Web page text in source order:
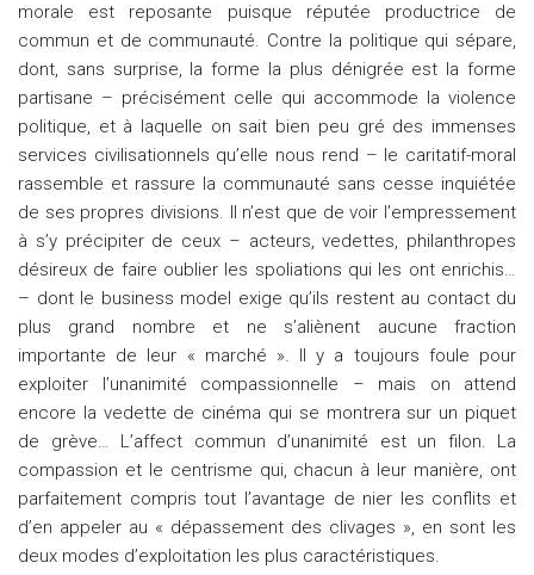
morale est reposante puisque réputée productrice de
commun et de communauté. Contre la politique qui sépare,
dont, sans surprise, la forme la plus dénigrée est la forme
partisane – précisément celle qui accommode la violence
politique, et à laquelle on sait bien peu gré des immenses
services civilisationnels qu’elle nous rend – le caritatif-moral
rassemble et rassure la communauté sans cesse inquiétée
de ses propres divisions. Il n’est que de voir l’empressement
à s’y précipiter de ceux – acteurs, vedettes, philanthropes
désireux de faire oublier les spoliations qui les ont enrichis…
– dont le business model exige qu’ils restent au contact du
plus grand nombre et ne s’aliènent aucune fraction
importante de leur « marché ». Il y a toujours foule pour
exploiter l’unanimité compassionnelle – mais on attend
encore la vedette de cinéma qui se montrera sur un piquet
de grève… L’affect commun d’unanimité est un filon. La
compassion et le centrisme qui, chacun à leur manière, ont
parfaitement compris tout l’avantage de nier les conflits et
d’en appeler au « dépassement des clivages », en sont les
deux modes d’exploitation les plus caractéristiques.